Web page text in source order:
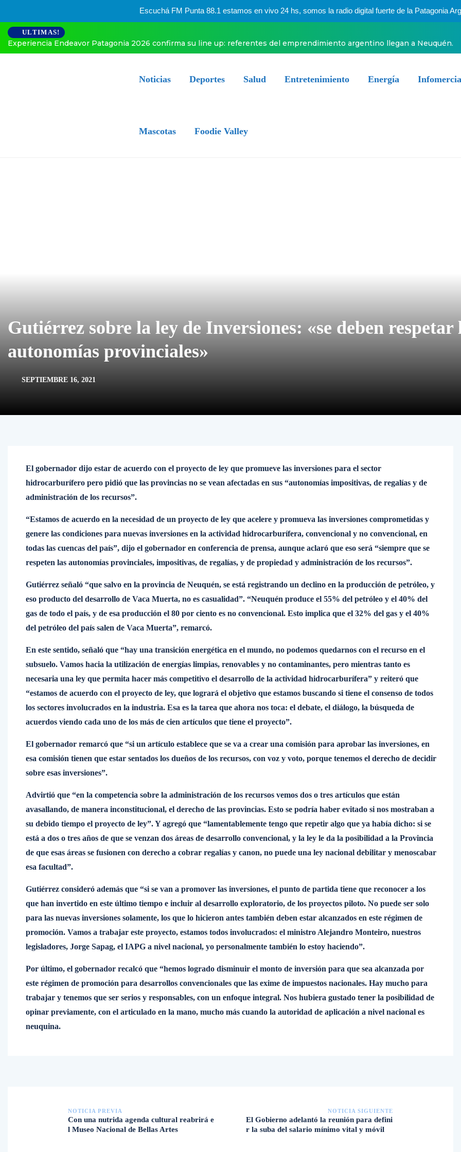
Escuchá FM Punta 88.1 estamos en vivo 24 hs, somos la radio digital fuerte de la Patagonia
ULTIMAS!
Experiencia Endeavor Patagonia 2026 confirma su line up: referentes del emprendimiento argentino llegan a Neuquén.
Noticias Deportes Salud Entretenimiento Energía
Mascotas Foodie Valley
Gutiérrez sobre la ley de Inversiones: «se deben respetar
autonomías provinciales»
SEPTIEMBRE 16, 2021
El gobernador dijo estar de acuerdo con el proyecto de ley que promueve las inversiones para el sector
hidrocarburífero pero pidió que las provincias no se vean afectadas en sus “autonomías impositivas, de regalías y de
administración de los recursos”.
“Estamos de acuerdo en la necesidad de un proyecto de ley que acelere y promueva las inversiones comprometidas y
genere las condiciones para nuevas inversiones en la actividad hidrocarburífera, convencional y no convencional, en
todas las cuencas del país”, dijo el gobernador en conferencia de prensa, aunque aclaró que eso será “siempre que se
respeten las autonomías provinciales, impositivas, de regalías, y de propiedad y administración de los recursos”.
Gutiérrez señaló “que salvo en la provincia de Neuquén, se está registrando un declino en la producción de petróleo, y
eso producto del desarrollo de Vaca Muerta, no es casualidad”. “Neuquén produce el 55% del petróleo y el 40% del
gas de todo el país, y de esa producción el 80 por ciento es no convencional. Esto implica que el 32% del gas y el 40%
del petróleo del país salen de Vaca Muerta”, remarcó.
En este sentido, señaló que “hay una transición energética en el mundo, no podemos quedarnos con el recurso en el
subsuelo. Vamos hacia la utilización de energías limpias, renovables y no contaminantes, pero mientras tanto es
necesaria una ley que permita hacer más competitivo el desarrollo de la actividad hidrocarburífera” y reiteró que
“estamos de acuerdo con el proyecto de ley, que logrará el objetivo que estamos buscando si tiene el consenso de todos
los sectores involucrados en la industria. Esa es la tarea que ahora nos toca: el debate, el diálogo, la búsqueda de
acuerdos viendo cada uno de los más de cien artículos que tiene el proyecto”.
El gobernador remarcó que “si un artículo establece que se va a crear una comisión para aprobar las inversiones, en
esa comisión tienen que estar sentados los dueños de los recursos, con voz y voto, porque tenemos el derecho de decidir
sobre esas inversiones”.
Advirtió que “en la competencia sobre la administración de los recursos vemos dos o tres artículos que están
avasallando, de manera inconstitucional, el derecho de las provincias. Esto se podría haber evitado si nos mostraban a
su debido tiempo el proyecto de ley”. Y agregó que “lamentablemente tengo que repetir algo que ya había dicho: si se
está a dos o tres años de que se venzan dos áreas de desarrollo convencional, y la ley le da la posibilidad a la Provincia
de que esas áreas se fusionen con derecho a cobrar regalías y canon, no puede una ley nacional debilitar y menoscabar
esa facultad”.
Gutiérrez consideró además que “si se van a promover las inversiones, el punto de partida tiene que reconocer a los
que han invertido en este último tiempo e incluir al desarrollo exploratorio, de los proyectos piloto. No puede ser solo
para las nuevas inversiones solamente, los que lo hicieron antes también deben estar alcanzados en este régimen de
promoción. Vamos a trabajar este proyecto, estamos todos involucrados: el ministro Alejandro Monteiro, nuestros
legisladores, Jorge Sapag, el IAPG a nivel nacional, yo personalmente también lo estoy haciendo”.
Por último, el gobernador recalcó que “hemos logrado disminuir el monto de inversión para que sea alcanzada por
este régimen de promoción para desarrollos convencionales que las exime de impuestos nacionales. Hay mucho para
trabajar y tenemos que ser serios y responsables, con un enfoque integral. Nos hubiera gustado tener la posibilidad de
opinar previamente, con el articulado en la mano, mucho más cuando la autoridad de aplicación a nivel nacional es
neuquina.
NOTICIA PREVIA
Con una nutrida agenda cultural reabrirá e
l Museo Nacional de Bellas Artes
NOTICIA SIGUIENTE
El Gobierno adelantó la reunión para defini
r la suba del salario mínimo vital y móvil